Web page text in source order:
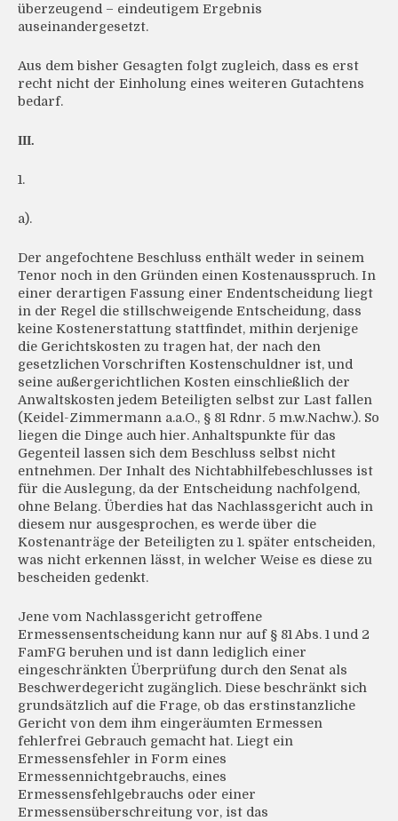
überzeugend – eindeutigem Ergebnis
auseinandergesetzt.
Aus dem bisher Gesagten folgt zugleich, dass es erst
recht nicht der Einholung eines weiteren Gutachtens
bedarf.
III.
1.
a).
Der angefochtene Beschluss enthält weder in seinem
Tenor noch in den Gründen einen Kostenausspruch. In
einer derartigen Fassung einer Endentscheidung liegt
in der Regel die stillschweigende Entscheidung, dass
keine Kostenerstattung stattfindet, mithin derjenige
die Gerichtskosten zu tragen hat, der nach den
gesetzlichen Vorschriften Kostenschuldner ist, und
seine außergerichtlichen Kosten einschließlich der
Anwaltskosten jedem Beteiligten selbst zur Last fallen
(Keidel-Zimmermann a.a.O., § 81 Rdnr. 5 m.w.Nachw.). So
liegen die Dinge auch hier. Anhaltspunkte für das
Gegenteil lassen sich dem Beschluss selbst nicht
entnehmen. Der Inhalt des Nichtabhilfebeschlusses ist
für die Auslegung, da der Entscheidung nachfolgend,
ohne Belang. Überdies hat das Nachlassgericht auch in
diesem nur ausgesprochen, es werde über die
Kostenanträge der Beteiligten zu 1. später entscheiden,
was nicht erkennen lässt, in welcher Weise es diese zu
bescheiden gedenkt.
Jene vom Nachlassgericht getroffene
Ermessensentscheidung kann nur auf § 81 Abs. 1 und 2
FamFG beruhen und ist dann lediglich einer
eingeschränkten Überprüfung durch den Senat als
Beschwerdegericht zugänglich. Diese beschränkt sich
grundsätzlich auf die Frage, ob das erstinstanzliche
Gericht von dem ihm eingeräumten Ermessen
fehlerfrei Gebrauch gemacht hat. Liegt ein
Ermessensfehler in Form eines
Ermessennichtgebrauchs, eines
Ermessensfehlgebrauchs oder einer
Ermessensüberschreitung vor, ist das